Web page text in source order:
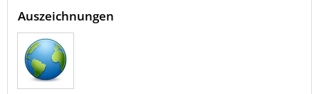
Auszeichnungen